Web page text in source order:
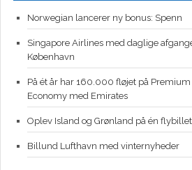
Norwegian lancerer ny bonus: Spenn
Singapore Airlines med daglige
København
På ét år har 160.000 fløjet på Premium
Economy med Emirates
Oplev Island og Grønland på én flybillet
Billund Lufthavn med vinternyheder